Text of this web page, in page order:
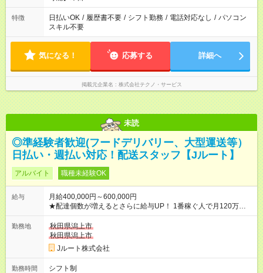
特徴 日払いOK / 履歴書不要 / シフト勤務 / 電話対応なし / パソコン
スキル不要
気になる！ 応募する 詳細へ
掲載元企業名 株式会社テクノ・サービス
未読
◎準経験者歓迎(フードデリバリー、大型運送等）
日払い・週払い対応！配送スタッフ【Jルート】
アルバイト 職種未経験OK
給与
月給400,000円～600,000円
★配達個数が増えるとさらに給与UP！ 1番稼ぐ人で月120万ほ
ど！ ・主要都市エリア 月収55万円／週5日稼働 月収65万~112
万円／週6日稼働 ・地方郊外エリア 月収40万円／週5日稼働 月
収40万円~50万円／週6日稼働 ＜モデルイメージ＞ ■月収50万
円 (27歳男性/江東区在住)※元建築関係 1日150個配達×25日勤務
(日休み) ■月収80万円(43歳男性/墨田区在住)※元営業 1日200個
勤務地
秋田県潟上市
秋田県潟上市
Jルート株式会社
勤務時間
シフト制